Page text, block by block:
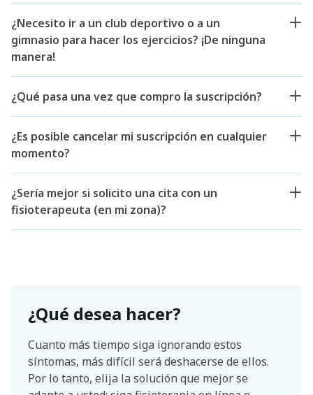
¿Necesito ir a un club deportivo o a un
gimnasio para hacer los ejercicios? ¡De ninguna
manera!
¿Qué pasa una vez que compro la suscripción?
¿Es posible cancelar mi suscripción en cualquier
momento?
¿Sería mejor si solicito una cita con un
fisioterapeuta (en mi zona)?
¿Qué desea hacer?
Cuanto más tiempo siga ignorando estos
síntomas, más difícil será deshacerse de ellos.
Por lo tanto, elija la solución que mejor se